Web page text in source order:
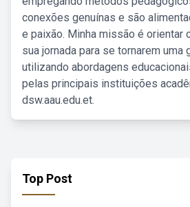
conexões genuínas e são
e paixão. Minha missão é orientar
sua jornada para se tornarem uma
utilizando abordagens
pelas principais instituições
dsw.aau.edu.et.
Top Post